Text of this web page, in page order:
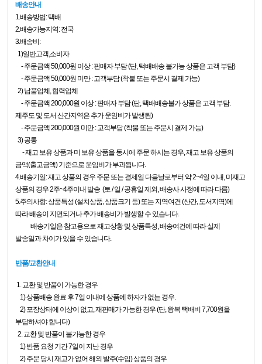
배송안내
1.배송방법: 택배
2.배송가능지역: 전국
3.배송비:
1)일반고객,소비자
- 주문금액 50,000원 이상 : 판매자 부담 (단, 택배배송 불가능 상품은 고객 부담)
- 주문금액 50,000원 미만 : 고객부담 (착불 또는 주문시 결제 가능)
2) 납품업체, 협력업체
- 주문금액 200,000원 이상 : 판매자 부담 (단, 택배배송불가 상품은 고객 부담.
제주도 및 도서 산간지역은 추가 운임비가 발생됨)
- 주문금액 200,000원 미만 : 고객부담 (착불 또는 주문시 결제 가능)
3) 공통
- 재고 보유 상품과 미 보유 상품을 동시에 주문 하시는 경우, 재고 보유 상품의
금액(출고금액) 기준으로 운임비가 부과됩니다.
4.배송기일: 재고 상품의 경우 주문 또는 결제일 다음날로부터 약 2~4일 이내,미재고
상품의 경우 2주~4주이내 발송 (토 / 일 / 공휴일 제외, 배송사 사정에 따라 다름)
5.주의사항: 상품특성 (설치상품, 상품크기 등) 또는 지역여건 (산간, 도서지역)에
따라 배송이 지연되거나 추가 배송비가 발생할 수 있습니다.
배송기일은 참고용으로 재고상황 및 상품특성, 배송여건에 따라 실제
발송일과 차이가 있을 수 있습니다.
반품/교환안내
1. 교환 및 반품이 가능한 경우
1) 상품배송 완료 후 7일 이내에 상품에 하자가 없는 경우.
2) 포장상태에 이상이 없고, 재판매가 가능한 경우 (단, 왕복 택배비 7,700원을
부담하셔야 합니다)
2. 교환 및 반품이 불가능한 경우
1) 반품 요청 기간 7일이 지난 경우
2) 주문 당시 재고가 없어 해외 발주(수입) 상품의 경우